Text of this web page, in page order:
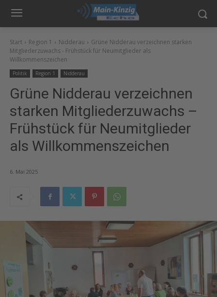
Start Region 1 Nidderau
Grüne Nidderau verzeichnen starken
Mitgliederzuwachs - Frühstück für Neumitglieder als
Willkommenszeichen
Politik Region 1 Nidderau
Grüne Nidderau verzeichnen
starken Mitgliederzuwachs –
Frühstück für Neumitglieder
als Willkommenszeichen
6. Mai 2025